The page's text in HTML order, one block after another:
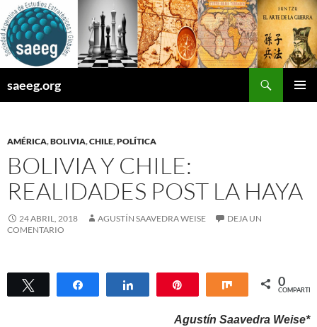
Saltar
al
contenido
saeeg.org
AMÉRICA,BOLIVIA,CHILE,POLÍTICA
BOLIVIA Y CHILE:
REALIDADES POST LA HAYA
24 ABRIL, 2018 AGUSTÍN SAAVEDRA WEISE
DEJA UN
COMENTARIO
Twittear Compartir Compartir Compartir
0
COMPARTIR
Agustín Saavedra Weise*